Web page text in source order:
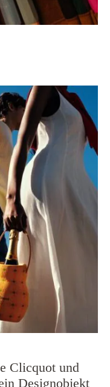
Clicquot und
Designobjekt